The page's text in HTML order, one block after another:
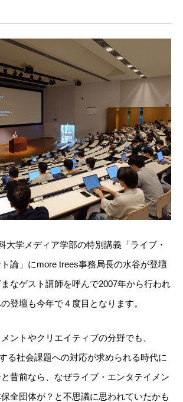
大学メディア学部の特別講義「ライブ・
論」にmore trees事務局長の水谷が登壇
なゲスト講師を呼んで2007年から行われ
登壇も今年で４度目となります。
ントやクリエイティブの分野でも、
る社会課題への対応が求められる時代に
昔前なら、なぜライブ・エンタテイメン
全団体が？と不思議に思われていたかも